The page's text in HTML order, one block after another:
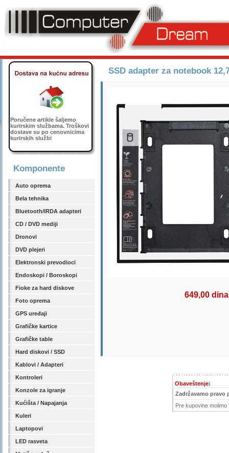
Poručene artikle šaljemo
kurirskim službama. Troškovi
dostave su po cenovnicima
kurirskih službi
Komponente
Auto oprema
Bela tehnika
Bluetooth/IRDA adapteri
CD / DVD mediji
Dronovi
DVD plejeri
Elektronski prevodioci
Endoskopi / Boroskopi
Fioke za hard diskove
Foto oprema
GPS uređaji
Grafičke kartice
Grafičke table
Hard diskovi / SSD
Kablovi / Adapteri
Kontroleri
Konzole za igranje
Kućišta / Napajanja
Kuleri
Laptopovi
LED rasveta
SSD adapter za notebook
649,00
Obaveštenje:
Zadržavamo pravo
Pre kupovine